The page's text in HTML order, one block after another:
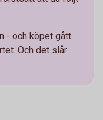
- och köpet gått
Och det slår